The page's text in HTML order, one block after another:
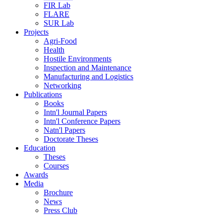
FIR Lab
FLARE
SUR Lab
Projects
Agri-Food
Health
Hostile Environments
Inspection and Maintenance
Manufacturing and Logistics
Networking
Publications
Books
Intn'l Journal Papers
Intn'l Conference Papers
Natn'l Papers
Doctorate Theses
Education
Theses
Courses
Awards
Media
Brochure
News
Press Club